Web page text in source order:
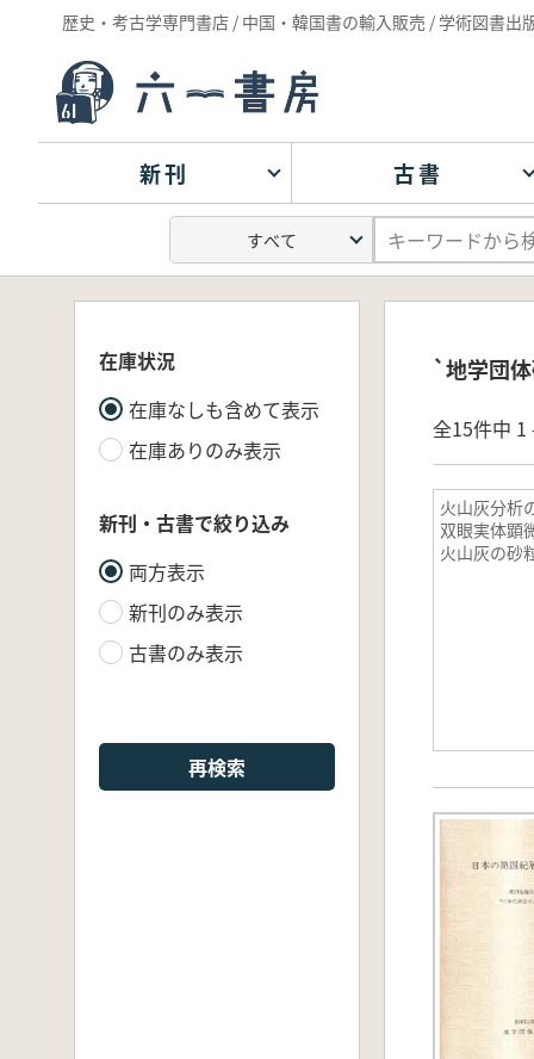
歴史・考古学専門書店 / 中国・韓国書の輸入販売 / 学術図書出
新刊 古書
在庫状況
在庫なしも含めて表示
在庫ありのみ表示
新刊・古書で絞り込み
両方表示
新刊のみ表示
古書のみ表示
再検索
`地学団
全15件中 1
火山灰分析
双眼実体顕
火山灰の砂